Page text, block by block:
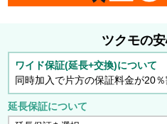
ツクモの安
ワイド保証(延長+交換)について
同時加入で片方の保証料金が20％
延長保証について